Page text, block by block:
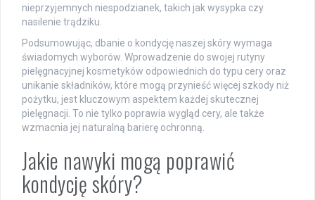
nieprzyjemnych niespodzianek, takich jak wysypka czy
nasilenie trądziku.
Podsumowując, dbanie o kondycję naszej skóry wymaga
świadomych wyborów. Wprowadzenie do swojej rutyny
pielęgnacyjnej kosmetyków odpowiednich do typu cery oraz
unikanie składników, które mogą przynieść więcej szkody niż
pożytku, jest kluczowym aspektem każdej skutecznej
pielęgnacji. To nie tylko poprawia wygląd cery, ale także
wzmacnia jej naturalną barierę ochronną.
Jakie nawyki mogą poprawić
kondycję skóry?